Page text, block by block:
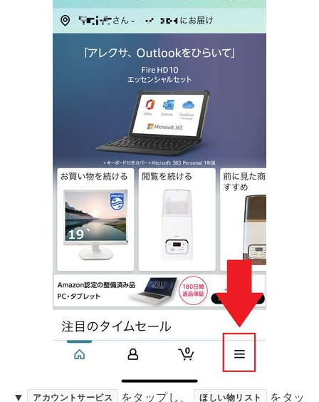
▼ アカウントサービス をタップし、 ほしい物リスト をタッ